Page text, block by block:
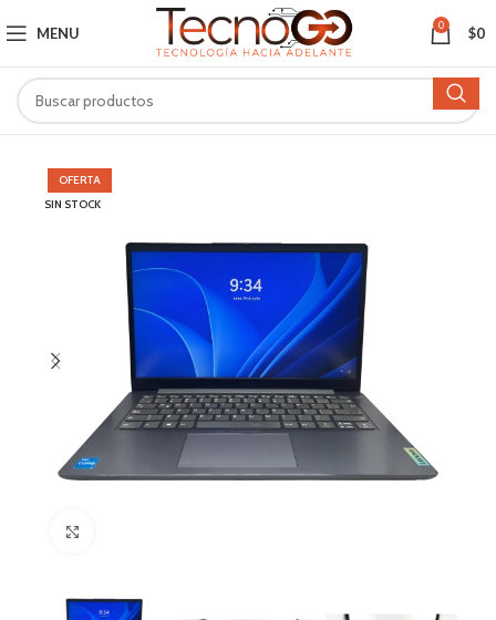
MENU 0 $0
OFERTA
SIN STOCK